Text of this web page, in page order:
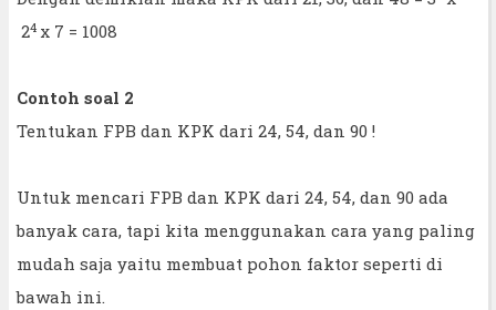
24 x 7 = 1008
Contoh soal 2
Tentukan FPB dan KPK dari 24, 54, dan 90 !
Untuk mencari FPB dan KPK dari 24, 54, dan 90 ada
banyak cara, tapi kita menggunakan cara yang paling
mudah saja yaitu membuat pohon faktor seperti di
bawah ini.